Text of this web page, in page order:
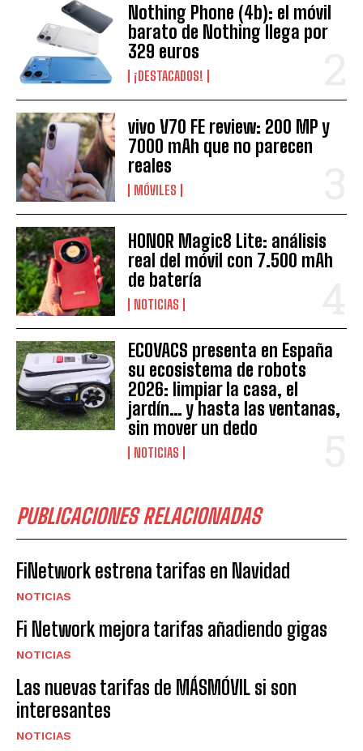
Nothing Phone (4b): el móvil
barato de Nothing llega por
329 euros
¡DESTACADOS!
vivo V70 FE review: 200 MP y
7000 mAh que no parecen
reales
MÓVILES
HONOR Magic8 Lite: análisis
real del móvil con 7.500 mAh
de batería
NOTICIAS
ECOVACS presenta en España
su ecosistema de robots
2026: limpiar la casa, el
jardín… y hasta las ventanas,
sin mover un dedo
NOTICIAS
PUBLICACIONES RELACIONADAS
FiNetwork estrena tarifas en Navidad
NOTICIAS
Fi Network mejora tarifas añadiendo gigas
NOTICIAS
Las nuevas tarifas de MÁSMÓVIL si son
interesantes
NOTICIAS